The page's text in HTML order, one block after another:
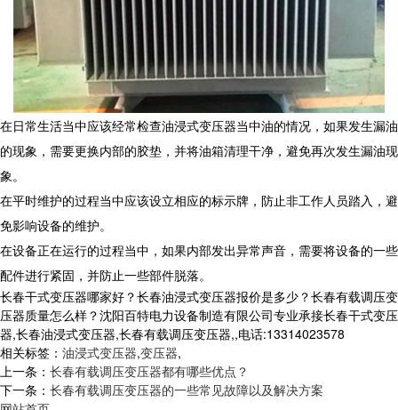
在日常生活当中应该经常检查油浸式变压器当中油的情况，如果发生漏油
的现象，需要更换内部的胶垫，并将油箱清理干净，避免再次发生漏油现
象。
在平时维护的过程当中应该设立相应的标示牌，防止非工作人员踏入，避
免影响设备的维护。
在设备正在运行的过程当中，如果内部发出异常声音，需要将设备的一些
配件进行紧固，并防止一些部件脱落。
长春干式变压器哪家好？长春油浸式变压器报价是多少？长春有载调压变
压器质量怎么样？沈阳百特电力设备制造有限公司专业承接长春干式变压
器,长春油浸式变压器,长春有载调压变压器,,电话:13314023578
相关标签： 油浸式变压器,变压器,
上一条： 长春有载调压变压器都有哪些优点？
下一条： 长春有载调压变压器的一些常见故障以及解决方案